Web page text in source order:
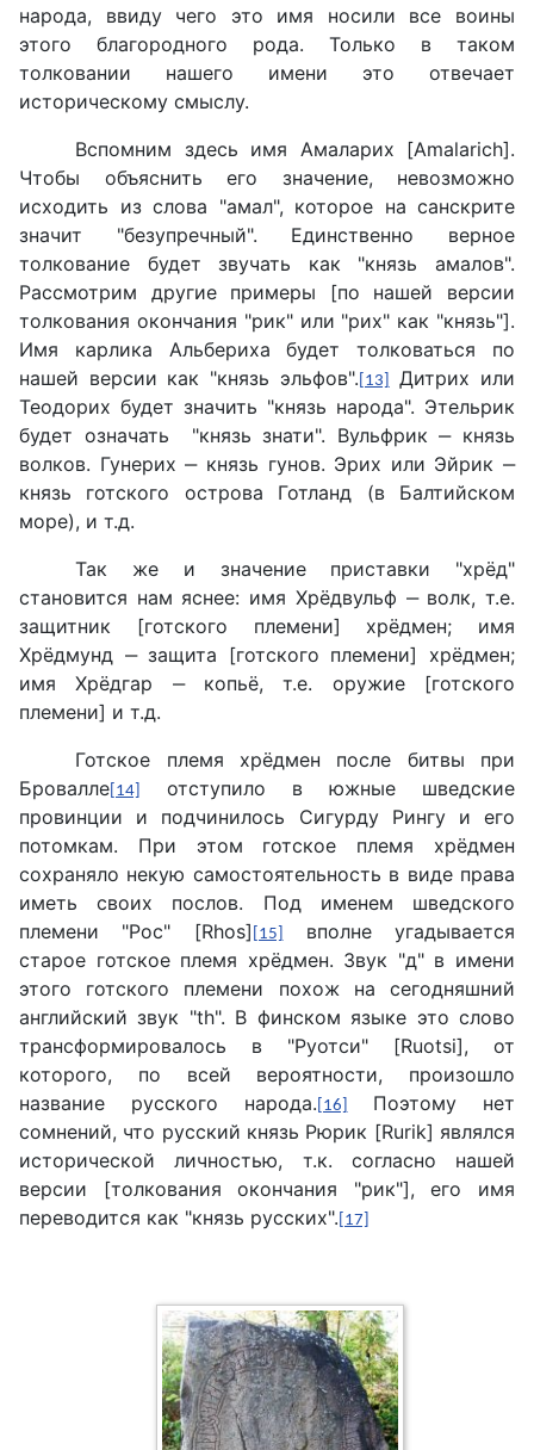
народа, ввиду чего это имя носили все воины
этого благородного рода. Только в таком
толковании нашего имени это отвечает
историческому смыслу.
Вспомним здесь имя Амаларих [Amalarich].
Чтобы объяснить его значение, невозможно
исходить из слова "амал", которое на санскрите
значит "безупречный". Единственно верное
толкование будет звучать как "князь амалов".
Рассмотрим другие примеры [по нашей версии
толкования окончания "рик" или "рих" как "князь"].
Имя карлика Альбериха будет толковаться по
нашей версии как "князь эльфов". [13]
Дитрих или
Теодорих будет значить "князь народа". Этельрик
будет означать "князь знати". Вульфрик ‒ князь
волков. Гунерих ‒ князь гунов. Эрих или Эйрик ‒
князь готского острова Готланд (в Балтийском
море), и т.д.
Так же и значение приставки "хрёд"
становится нам яснее: имя Хрёдвульф ‒ волк, т.е.
защитник [готского племени] хрёдмен; имя
Хрёдмунд ‒ защита [готского племени] хрёдмен;
имя Хрёдгар ‒ копьё, т.е. оружие [готского
племени] и т.д.
Готское племя хрёдмен после битвы при
Бровалле [14]
отступило в южные шведские
провинции и подчинилось Сигурду Рингу и его
потомкам. При этом готское племя хрёдмен
сохраняло некую самостоятельность в виде права
иметь своих послов. Под именем шведского
племени "Рос" [Rhos] [15]
вполне угадывается
старое готское племя хрёдмен. Звук "д" в имени
этого готского племени похож на сегодняшний
английский звук "th". В финском языке это слово
трансформировалось в "Руотси" [Ruotsi], от
которого, по всей вероятности, произошло
название русского народа. [16]
Поэтому нет
сомнений, что русский князь Рюрик [Rurik] являлся
исторической личностью, т.к. согласно нашей
версии [толкования окончания "рик"], его имя
переводится как "князь русских". [17]